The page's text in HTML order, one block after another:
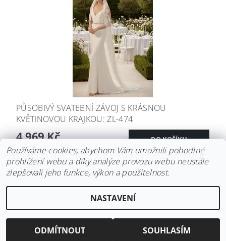
PŮSOBIVÝ SVATEBNÍ ZÁVOJ S KRÁSNOU
KVĚTINOVOU KRAJKOU: ZL-474
4 969 Kč
Svatební doplňky BRIANNA, všechna práva vyhrazena
cookies
Používáme cookies, abychom Vám umožnili pohodlné
prohlížení webu a díky analýze provozu webu neustále
zlepšovali jeho funkce, výkon a použitelnost.
NASTAVENÍ
ODMÍTNOUT SOUHLASÍM